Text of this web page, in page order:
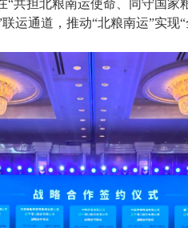
“共担北粮南运使命、同守国
运通道，推动“北粮南运”实现